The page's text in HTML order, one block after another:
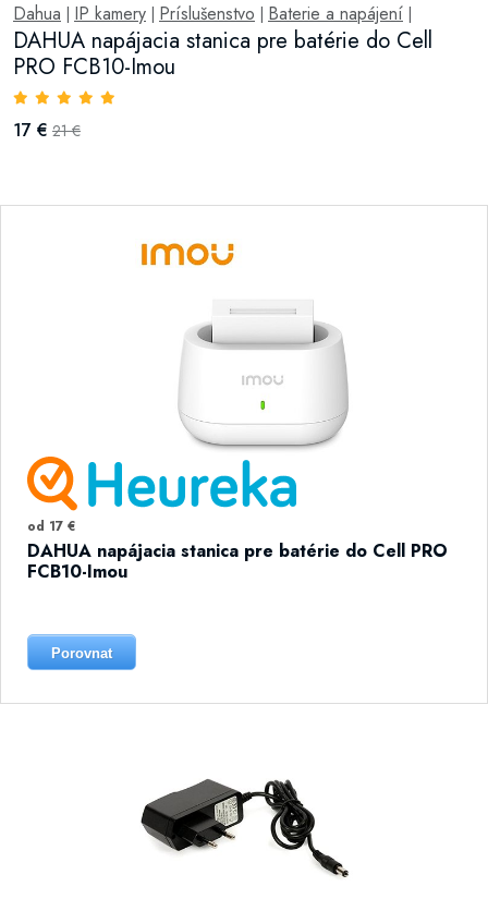
Dahua IP kamery Príslušenstvo Baterie a napájení
DAHUA napájacia stanica pre batérie do Cell
PRO FCB10-Imou
17 € 21 €
od 17 €
DAHUA napájacia stanica pre batérie do Cell PRO
FCB10-Imou
Porovnat